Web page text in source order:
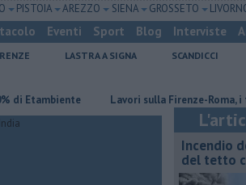
PISTOIA AREZZO SIENA GROSSETO
Eventi Sport Blog Interviste
LASTRA A SIGNA SCANDICCI
Lavori sulla Firenze-Roma, i treni
Incendio
del tetto